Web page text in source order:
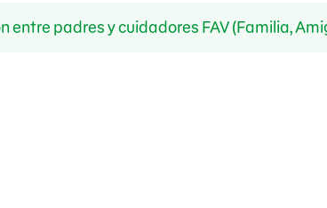
entre padres y cuidadores FAV (Familia,